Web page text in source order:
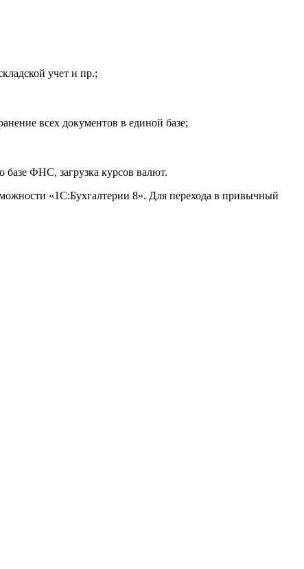
учет и пр.;
всех документов в единой базе;
ФНС, загрузка курсов валют.
«1С:Бухгалтерии 8». Для перехода в привычный